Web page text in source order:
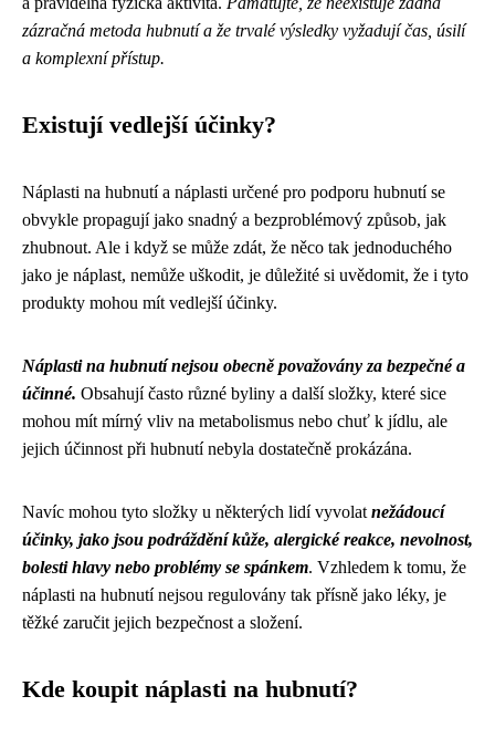
zázračná metoda hubnutí a že trvalé výsledky vyžadují čas, úsilí
a komplexní přístup.
Existují vedlejší účinky?
Náplasti na hubnutí a náplasti určené pro podporu hubnutí se
obvykle propagují jako snadný a bezproblémový způsob, jak
zhubnout. Ale i když se může zdát, že něco tak jednoduchého
jako je náplast, nemůže uškodit, je důležité si uvědomit, že i tyto
produkty mohou mít vedlejší účinky.
Náplasti na hubnutí nejsou obecně považovány za bezpečné a
účinné. Obsahují často různé byliny a další složky, které sice
mohou mít mírný vliv na metabolismus nebo chuť k jídlu, ale
jejich účinnost při hubnutí nebyla dostatečně prokázána.
Navíc mohou tyto složky u některých lidí vyvolat nežádoucí
účinky, jako jsou podráždění kůže, alergické reakce, nevolnost,
bolesti hlavy nebo problémy se spánkem. Vzhledem k tomu, že
náplasti na hubnutí nejsou regulovány tak přísně jako léky, je
těžké zaručit jejich bezpečnost a složení.
Kde koupit náplasti na hubnutí?